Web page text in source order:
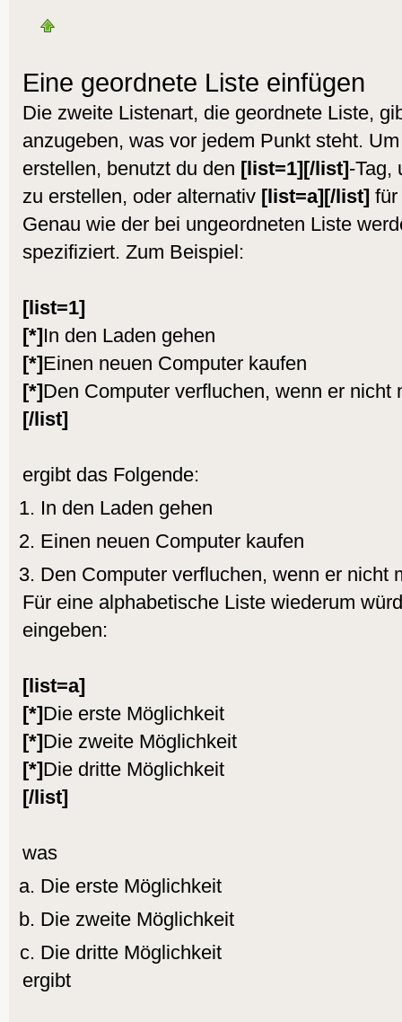
Eine geordnete Liste einfügen
Die zweite Listenart, die geordnete Liste,
anzugeben, was vor jedem Punkt steht.
erstellen, benutzt du den [list=1][/list]-Tag,
zu erstellen, oder alternativ [list=a][/list] für
Genau wie der bei ungeordneten Liste
spezifiziert. Zum Beispiel:
[list=1]
[*]In den Laden gehen
[*]Einen neuen Computer kaufen
[*]Den Computer verfluchen, wenn er nicht
[/list]
ergibt das Folgende:
In den Laden gehen
Einen neuen Computer kaufen
Den Computer verfluchen, wenn er nicht
Für eine alphabetische Liste wiederum
eingeben:
[list=a]
[*]Die erste Möglichkeit
[*]Die zweite Möglichkeit
[*]Die dritte Möglichkeit
[/list]
was
Die erste Möglichkeit
Die zweite Möglichkeit
Die dritte Möglichkeit
ergibt